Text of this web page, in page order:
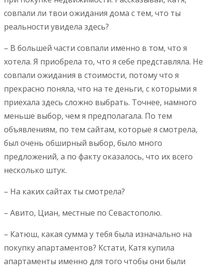
совпали ли твои ожидания дома с тем, что ты
реальности увидела здесь?
– В большей части совпали именно в том, что я
хотела. Я приобрела то, что я себе представляла. Не
совпали ожидания в стоимости, потому что я
прекрасно поняла, что на те деньги, с которыми я
приехала здесь сложно выбрать. Точнее, намного
меньше выбор, чем я предполагала. По тем
объявлениям, по тем сайтам, которые я смотрела,
был очень обширный выбор, было много
предложений, а по факту оказалось, что их всего
несколько штук.
– На каких сайтах ты смотрела?
– Авито, Циан, местные по Севастополю.
– Катюш, какая сумма у тебя была изначально на
покупку апартаментов? Кстати, Катя купила
апартаменты именно для того чтобы они были